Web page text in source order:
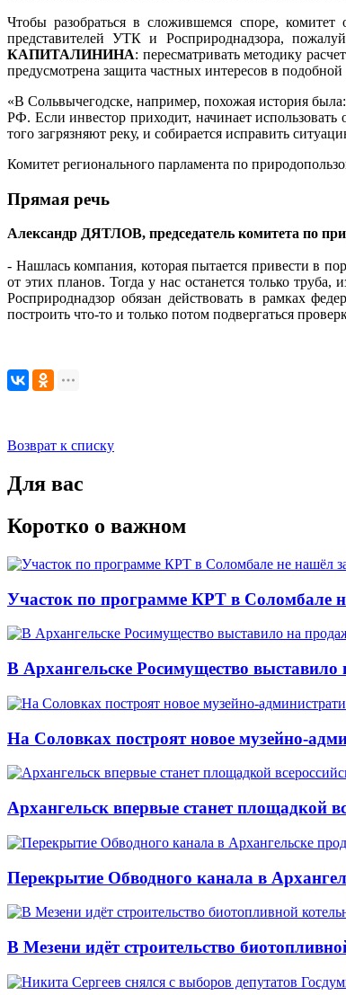
Чтобы разобраться в сложившемся споре,
представителей УТК и Росприроднадзора,
КАПИТАЛИНИНА: пересматривать методику
предусмотрена защита частных интересов в
«В Сольвычегодске, например, похожая история
РФ. Если инвестор приходит, начинает
того загрязняют реку, и собирается исправить
Комитет регионального парламента по
Прямая речь
Александр ДЯТЛОВ, председатель комитета по
- Нашлась компания, которая пытается привести в
от этих планов. Тогда у нас останется только
Росприроднадзор обязан действовать в рамках
построить что-то и только потом подвергаться
Возврат к списку
Для вас
Коротко о важном
Участок по программе КРТ в Соломбале
В Архангельске Росимущество
На Соловках построят новое музейно-
Архангельск впервые станет площадкой
Перекрытие Обводного канала в
В Мезени идёт строительство